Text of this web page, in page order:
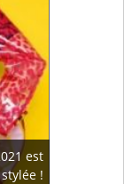
est
!